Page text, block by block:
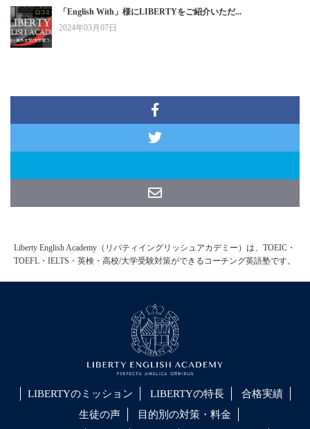
「English With」様にLIBERTYをご紹介いただ...
2024年03月07日
Liberty English Academy（リバティイングリッシュアカデミー）は、TOEIC・
TOEFL・IELTS・英検・高校/大学受験対策ができるコーチング英語塾です。
LIBERTYのミッション LIBERTYの特長
合格実績
生徒の声
目的別の対策・料金